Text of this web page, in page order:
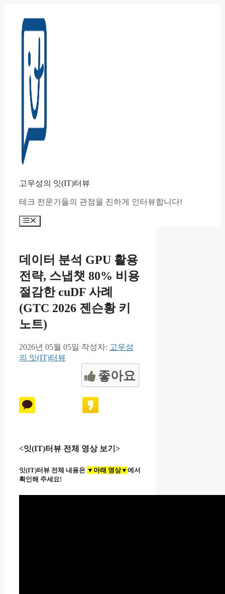
고우성의 잇(IT)터뷰
테크 전문가들의 관점을 진하게 인터뷰합니다!
메
데이터 분석 GPU 활용
전략, 스냅챗 80% 비용
절감한 cuDF 사례
(GTC 2026 젠슨황 키
노트)
2026년 05월 05일 작성자: 고우성
의 잇(IT)터뷰
좋아요
<잇(IT)터뷰 전체 영상 보기>
잇(IT)터뷰 전체 내용은 ▼아래 영상▼ 에서
확인해 주세요!